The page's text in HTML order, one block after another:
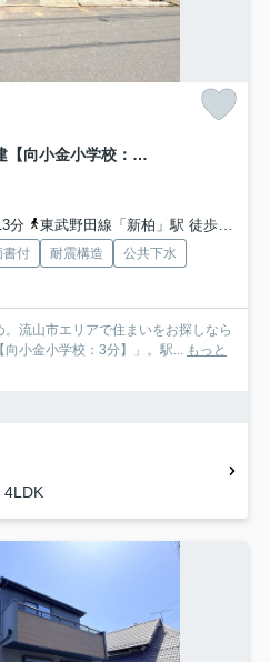
流山市向小金３丁目新築戸建【向小金小学校：3分】
分
東武野田線「新柏」駅 徒歩21分
書付 耐震構造
公共下水
流山市エリアで住まいをお探しなら
向小金小学校：3分】」。駅... もっと
4LDK